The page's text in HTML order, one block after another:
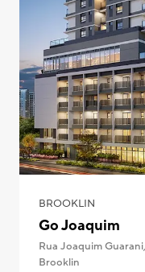
2010
2009
2008
BROOKLIN
Go Joaquim
Rua Joaquim
Brooklin